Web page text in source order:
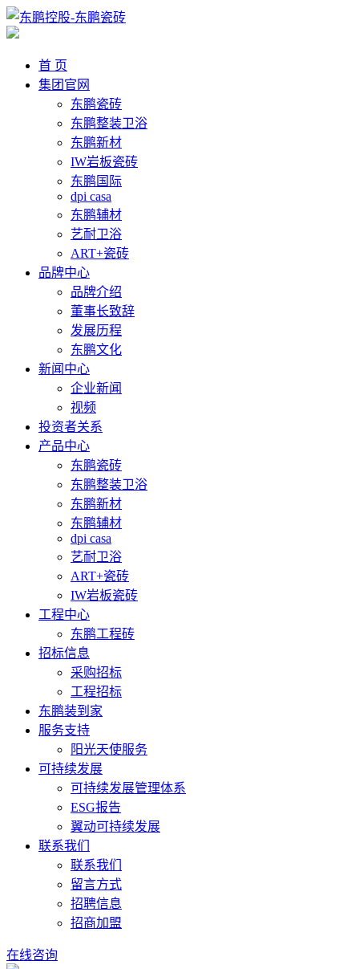
首 页
集团官网
东鹏瓷砖
东鹏整装卫浴
东鹏新材
IW岩板瓷砖
东鹏国际
dpi casa
东鹏辅材
艺耐卫浴
ART+瓷砖
品牌中心
品牌介绍
董事长致辞
发展历程
东鹏文化
新闻中心
企业新闻
视频
投资者关系
产品中心
东鹏瓷砖
东鹏整装卫浴
东鹏新材
东鹏辅材
dpi casa
艺耐卫浴
ART+瓷砖
IW岩板瓷砖
工程中心
东鹏工程砖
招标信息
采购招标
工程招标
东鹏装到家
服务支持
阳光天使服务
可持续发展
可持续发展管理体系
ESG报告
翼动可持续发展
联系我们
联系我们
留言方式
招聘信息
招商加盟
在线咨询